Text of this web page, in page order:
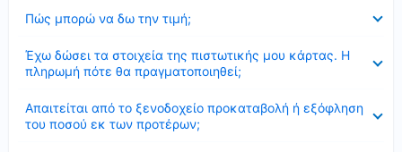
Πώς μπορώ να δω την τιμή;
Έχω δώσει τα στοιχεία της πιστωτικής μου κάρτας. Η
πληρωμή πότε θα πραγματοποιηθεί;
Απαιτείται από το ξενοδοχείο προκαταβολή ή εξόφληση
του ποσού εκ των προτέρων;